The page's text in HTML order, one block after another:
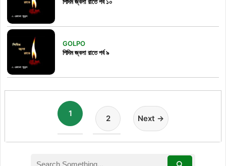
GOLPO
পিদিম জ্বলা রাতে পর্ব ৯
1
2 Next →